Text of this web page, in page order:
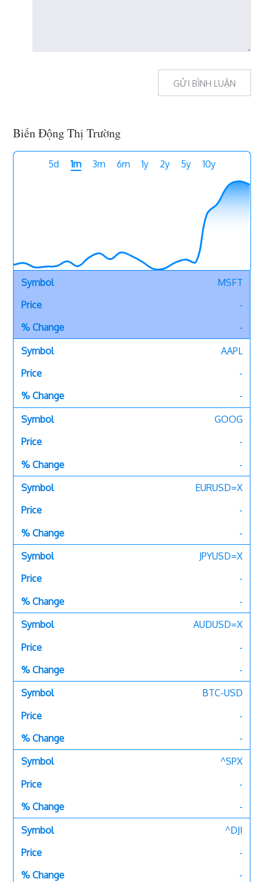
Biến Động Thị Trường
5d 1m 3m 6m 1y 2y 5y 10y
MSFT
-
-
AAPL
-
-
GOOG
-
-
EURUSD=X
-
-
JPYUSD=X
-
-
AUDUSD=X
-
-
BTC-USD
-
-
^SPX
-
-
^DJI
-
-